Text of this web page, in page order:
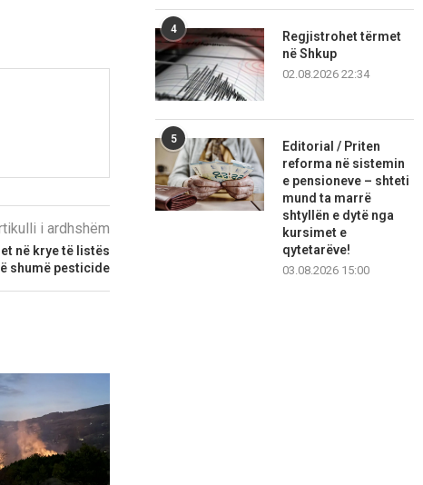
i ardhshëm
në krye të listës
shumë pesticide
4
Regjistrohet tërmet
në Shkup
02.08.2026 22:34
5
Editorial / Priten
reforma në sistemin
e pensioneve – shteti
mund ta marrë
shtyllën e dytë nga
kursimet e
qytetarëve!
03.08.2026 15:00